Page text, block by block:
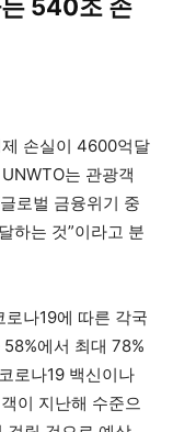
540조 손
손실이 4600억달
는 관광객
로벌 금융위기 중
하는 것”이라고 분
나19에 따른 각국
에서 최대 78%
로나19 백신이나
이 지난해 수준으